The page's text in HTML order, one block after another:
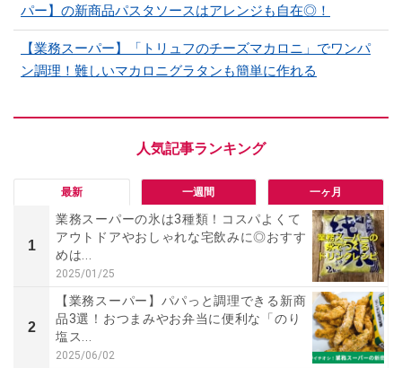
パー】の新商品パスタソースはアレンジも自在◎！
【業務スーパー】「トリュフのチーズマカロニ」でワンパ
ン調理！難しいマカロニグラタンも簡単に作れる
最新 一週間 一ヶ月
1
業務スーパーの氷は3種類！コスパよくて
アウトドアやおしゃれな宅飲みに◎おすす
めは...
2025/01/25
2
【業務スーパー】パパっと調理できる新商
品3選！おつまみやお弁当に便利な「のり
塩ス...
2025/06/02